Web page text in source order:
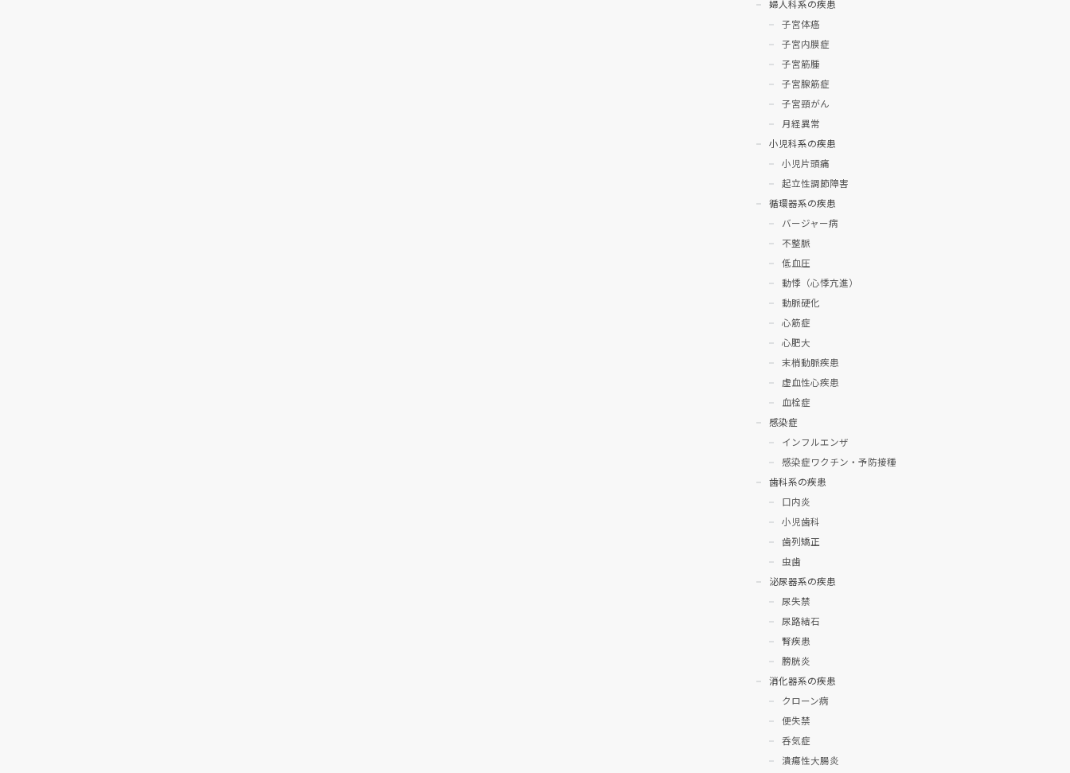
婦人科系の疾患
子宮体癌
子宮内膜症
子宮筋腫
子宮腺筋症
子宮頸がん
月経異常
小児科系の疾患
小児片頭痛
起立性調節障害
循環器系の疾患
バージャー病
不整脈
低血圧
動悸（心悸亢進）
動脈硬化
心筋症
心肥大
末梢動脈疾患
虚血性心疾患
血栓症
感染症
インフルエンザ
感染症ワクチン・予防接種
歯科系の疾患
口内炎
小児歯科
歯列矯正
虫歯
泌尿器系の疾患
尿失禁
尿路結石
腎疾患
膀胱炎
消化器系の疾患
クローン病
便失禁
呑気症
潰瘍性大腸炎